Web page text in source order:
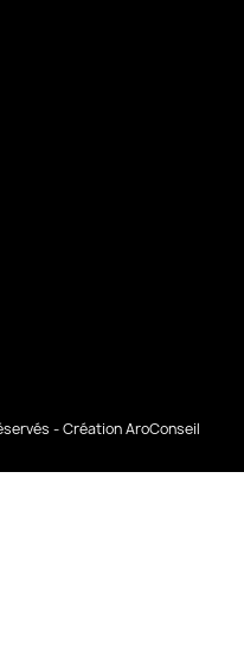
- Création AroConseil